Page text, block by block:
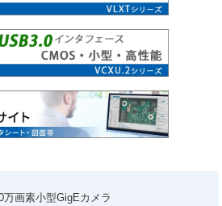
画素小型GigEカメラ